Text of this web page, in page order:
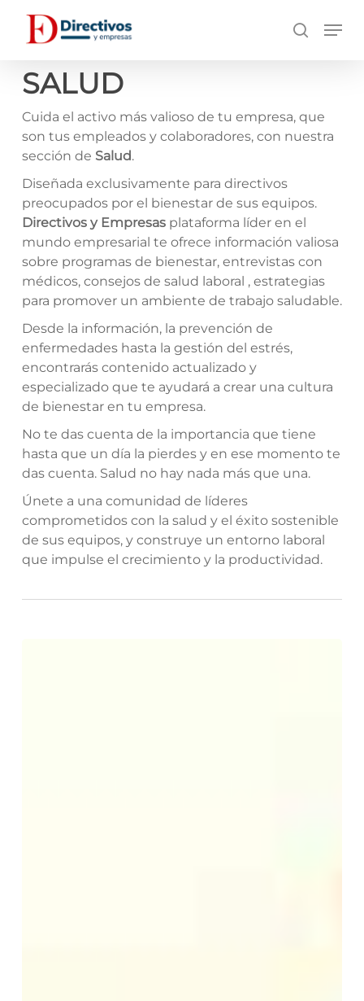
principal
búsqueda
SALUD
Cuida el activo más valioso de tu empresa, que
son tus empleados y colaboradores, con nuestra
sección de Salud.
Diseñada exclusivamente para directivos
preocupados por el bienestar de sus equipos.
Directivos y Empresasplataforma líder en el
mundo empresarial te ofrece información valiosa
sobre programas de bienestar, entrevistas con
médicos, consejos de salud laboral , estrategias
para promover un ambiente de trabajo saludable.
Desde la información, la prevención de
enfermedades hasta la gestión del estrés,
encontrarás contenido actualizado y
especializado que te ayudará a crear una cultura
de bienestar en tu empresa.
No te das cuenta de la importancia que tiene
hasta que un día la pierdes y en ese momento te
das cuenta. Salud no hay nada más que una.
Únete a una comunidad de líderes
comprometidos con la salud y el éxito sostenible
de sus equipos, y construye un entorno laboral
que impulse el crecimiento y la productividad.